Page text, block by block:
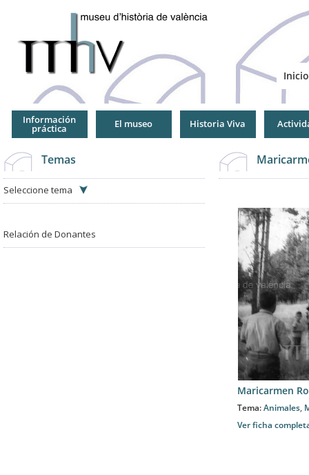
Inicio
Información
práctica El museo Historia Viva
Temas
Seleccione tema
Relación de Donantes
Maricarmen
Tema:Animales,
Ver ficha